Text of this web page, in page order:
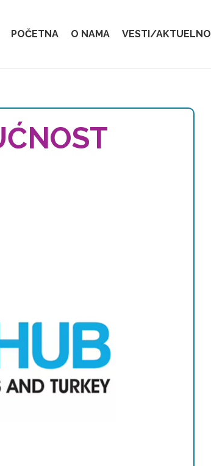
POČETNA O NAMA VESTI/AKTUELNO